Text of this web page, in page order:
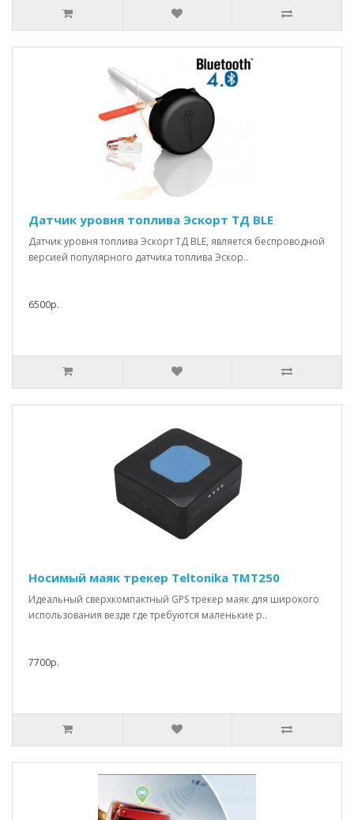
Датчик уровня топлива Эскорт ТД BLE
Датчик уровня топлива Эскорт ТД BLE, является беспроводной
версией популярного датчика топлива Эскор..
6500р.
Носимый маяк трекер Teltonika TMT250
Идеальный сверхкомпактный GPS трекер маяк для широкого
использования везде где требуются маленькие р..
7700р.